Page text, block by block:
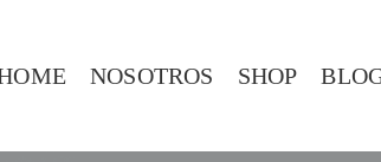
NOSOTROS SHOP